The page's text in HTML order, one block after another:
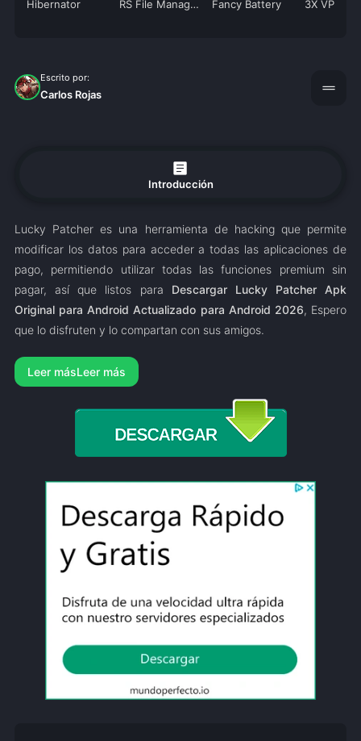
Hibernator RS File Manager Fancy Battery 3X VPN
Escrito por:
Carlos Rojas drag_handle
article
Introducción
Lucky Patcher es una herramienta de hacking que permite
modificar los datos para acceder a todas las aplicaciones de
pago, permitiendo utilizar todas las funciones premium sin
pagar, así que listos para Descargar Lucky Patcher Apk
Original para Android Actualizado para Android 2026, Espero
que lo disfruten y lo compartan con sus amigos.
Leer más